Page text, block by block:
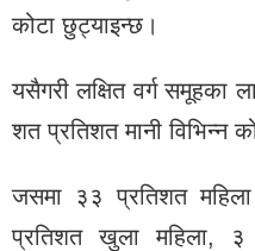
कोटा छुट्याइन्छ।
यसैगरी लक्षित वर्ग समूहका
शत प्रतिशत मानी विभिन्‍न
जसमा ३३ प्रतिशत
प्रतिशत खुला महिला,